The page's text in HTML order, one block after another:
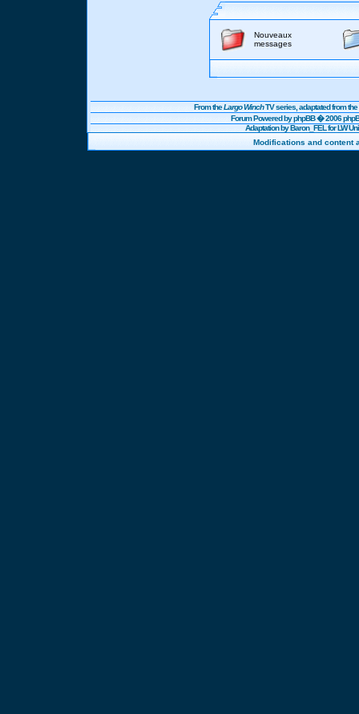
Nouveaux
messages
From theLargo WinchTV series, adaptated from
Forum Powered byphpBB� 2006
Adaptation by Baron_FEL for LW
Modifications and content